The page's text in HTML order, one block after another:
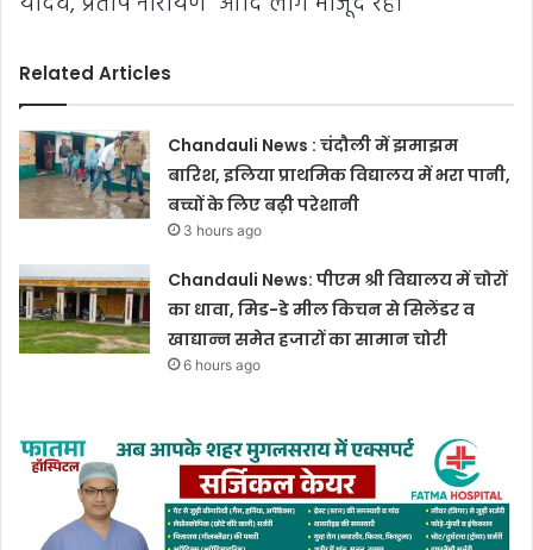
Related Articles
Chandauli News : चंदौली में झमाझम
बारिश, इलिया प्राथमिक विद्यालय में भरा पानी,
बच्चों के लिए बढ़ी परेशानी
3 hours ago
Chandauli News: पीएम श्री विद्यालय में चोरों
का धावा, मिड-डे मील किचन से सिलेंडर व
खाद्यान्न समेत हजारों का सामान चोरी
6 hours ago